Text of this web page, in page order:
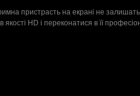
пристрасть на екрані не
HD і переконатися в її